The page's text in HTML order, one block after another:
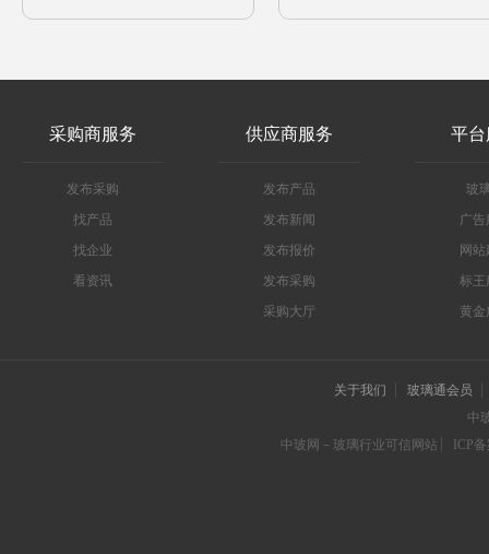
采购商服务
发布采购
找产品
找企业
看资讯
供应商服务
发布产品
发布新闻
发布报价
发布采购
采购大厅
平
玻
广告
网
标王
黄金
关于我们
玻璃通会员
中
中玻网－玻璃行业可信网站
ICP